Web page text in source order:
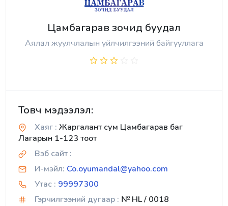
Цамбагарав зочид буудал
Аялал жуулчлалын үйлчилгээний байгууллага
Товч мэдээлэл:
Хаяг : Жаргалант сум Цамбагарав баг
Лагарын 1-123 тоот
Вэб сайт :
И-мэйл: Co.oyumandal@yahoo.com
Утас : 99997300
Гэрчилгээний дугаар : № HL / 0018